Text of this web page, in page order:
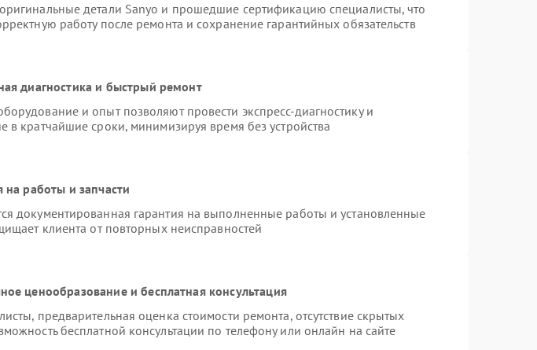
детали Sanyo и прошедшие сертификацию специалисты, что
работу после ремонта и сохранение гарантийных обязательств
диагностика и быстрый ремонт
и опыт позволяют провести экспресс-диагностику и
в кратчайшие сроки, минимизируя время без устройства
на работы и запчасти
документированная гарантия на выполненные работы и установленные
клиента от повторных неисправностей
ценообразование и бесплатная консультация
предварительная оценка стоимости ремонта, отсутствие скрытых
бесплатной консультации по телефону или онлайн на сайте